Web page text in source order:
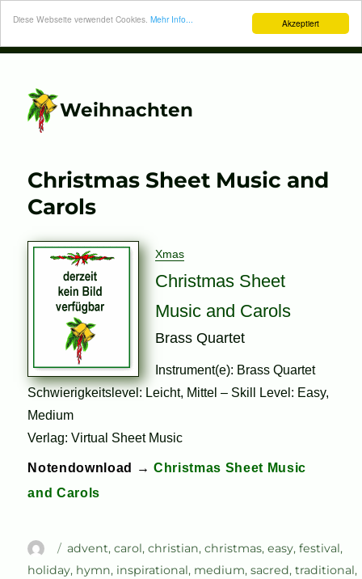
Akzeptiert
Diese Webseite verwendet Cookies. Mehr Info...
Weihnachten
Christmas Sheet Music and
Carols
Xmas
Christmas Sheet
Music and Carols
Brass Quartet
Instrument(e): Brass Quartet
Schwierigkeitslevel: Leicht, Mittel – Skill Level: Easy,
Medium
Verlag: Virtual Sheet Music
Notendownload →Christmas Sheet Music
and Carols
Autor
Schlagwörter
advent,carol,christian,christmas,easy,festival,
holiday, hymn, inspirational, medium,sacred,traditional,